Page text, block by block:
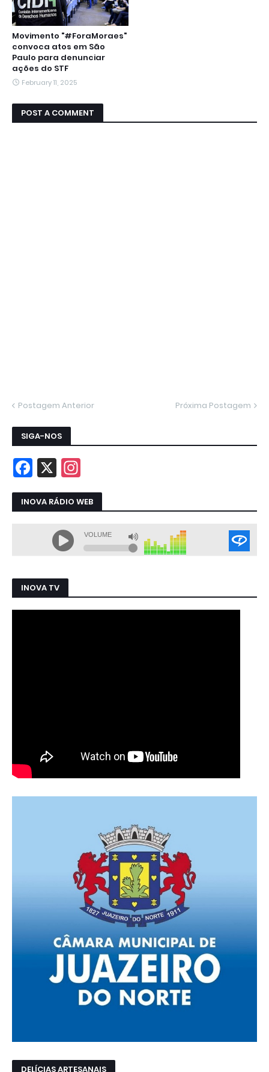
Movimento "#ForaMoraes"
convoca atos em São
Paulo para denunciar
ações do STF
February 11, 2025
POST A COMMENT
Postagem Anterior Próxima Postagem
SIGA-NOS
INOVA RÁDIO WEB
INOVA TV
DELÍCIAS ARTESANAIS